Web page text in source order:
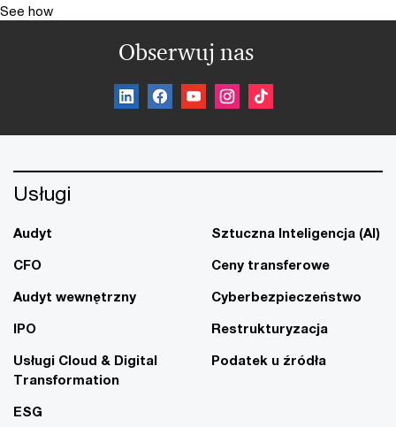
See how
Obserwuj nas
Usługi
Audyt
CFO
Audyt wewnętrzny
IPO
Usługi Cloud & Digital
Transformation
ESG
Sztuczna Inteligencja (AI)
Ceny transferowe
Cyberbezpieczeństwo
Restrukturyzacja
Podatek u źródła